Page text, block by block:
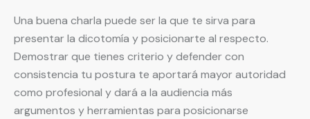
Una buena charla puede ser la que te sirva para
presentar la dicotomía y posicionarte al respecto.
Demostrar que tienes criterio y defender con
consistencia tu postura te aportará mayor autoridad
como profesional y dará a la audiencia más
argumentos y herramientas para posicionarse